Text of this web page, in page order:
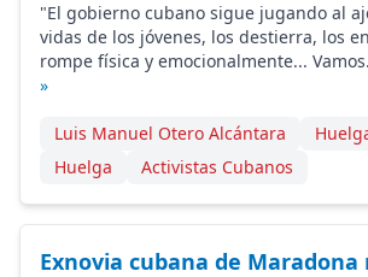
"El gobierno cubano sigue jugando al
vidas de los jóvenes, los destierra, los
rompe física y emocionalmente...
»
Luis Manuel Otero Alcántara
Huelga
Activistas Cubanos
Exnovia cubana de Maradona